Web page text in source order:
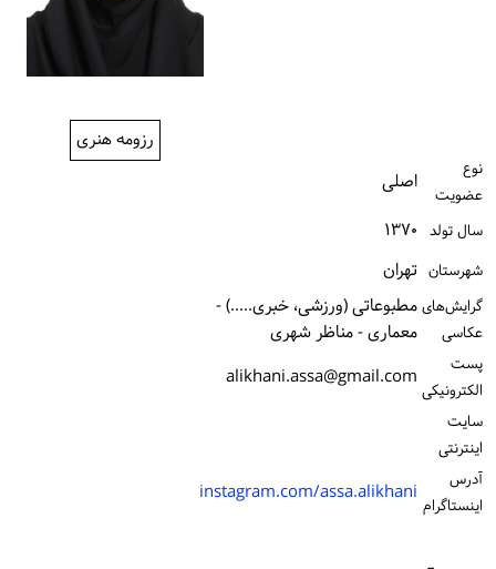
رزومه هنری
نوع
عضویت
اصلی
سال تولد ۱۳۷۰
شهرستان تهران
گرایش‌های
عکاسی
مطبوعاتی (ورزشی، خبری.....) -
معماری - مناظر شهری
پست
الكترونیكی alikhani.assa@gmail.com
سایت
اینترنتی
آدرس
اینستاگرام instagram.com/assa.alikhani